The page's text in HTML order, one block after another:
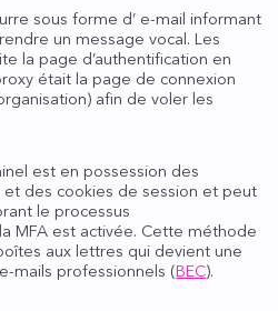
sous forme d’ e-mail informant
un message vocal. Les
la page d’authentification en
était la page de connexion
afin de voler les
est en possession des
et des cookies de session et peut
le processus
MFA est activée. Cette méthode
aux lettres qui devient une
mails professionnels (BEC).